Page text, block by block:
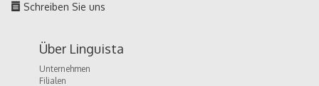
Schreiben Sie uns
Über Linguista
Unternehmen
Filialen